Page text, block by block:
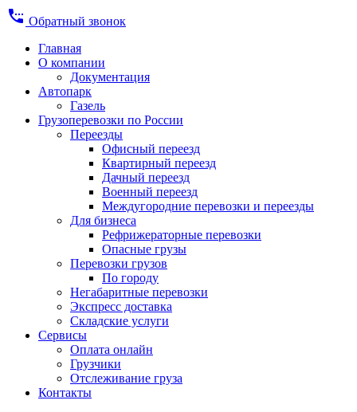
settings_phone Обратный звонок
Главная
О компании
Документация
Автопарк
Газель
Грузоперевозки по России
Переезды
Офисный переезд
Квартирный переезд
Дачный переезд
Военный переезд
Междугородние перевозки и переезды
Для бизнеса
Рефрижераторные перевозки
Опасные грузы
Перевозки грузов
По городу
Негабаритные перевозки
Экспресс доставка
Складские услуги
Сервисы
Оплата онлайн
Грузчики
Отслеживание груза
Контакты